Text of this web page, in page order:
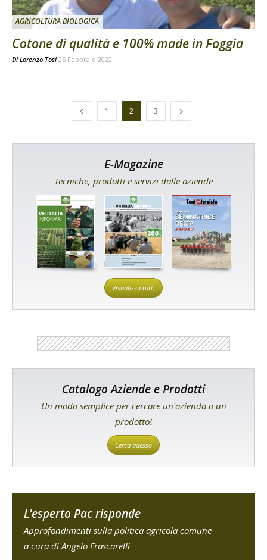
AGRICOLTURA BIOLOGICA
Cotone di qualità e 100% made in Foggia
Di Lorenzo Tosi 25 Febbraio 2022
1 2 3
E-Magazine
Tecniche, prodotti e servizi dalle aziende
Visualizza tutti
Catalogo Aziende e Prodotti
Un modo semplice per cercare un'azienda o un
prodotto!
Cerca adesso
L'esperto Pac risponde
Approfondimenti sulla politica agricola comune
a cura di Angelo Frascarelli